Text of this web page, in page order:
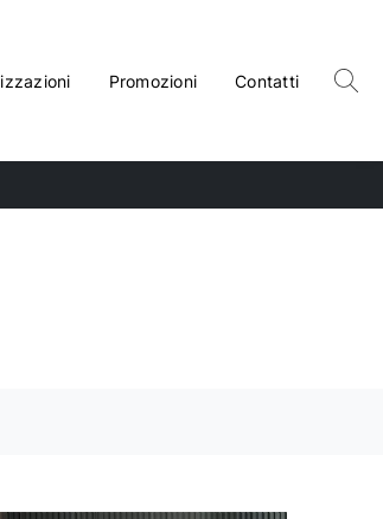
Promozioni Contatti